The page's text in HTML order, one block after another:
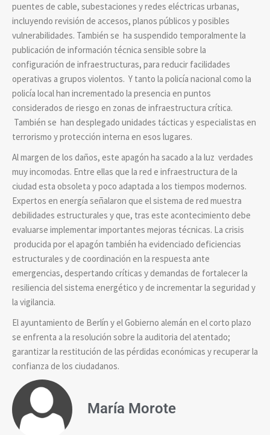
puentes de cable, subestaciones y redes eléctricas urbanas,
incluyendo revisión de accesos, planos públicos y posibles
vulnerabilidades. También se ha suspendido temporalmente la
publicación de información técnica sensible sobre la
configuración de infraestructuras, para reducir facilidades
operativas a grupos violentos. Y tanto la policía nacional como la
policía local han incrementado la presencia en puntos
considerados de riesgo en zonas de infraestructura crítica.
También se han desplegado unidades tácticas y especialistas en
terrorismo y protección interna en esos lugares.
Al margen de los daños, este apagón ha sacado a la luz verdades
muy incomodas. Entre ellas que la red e infraestructura de la
ciudad esta obsoleta y poco adaptada a los tiempos modernos.
Expertos en energía señalaron que el sistema de red muestra
debilidades estructurales y que, tras este acontecimiento debe
evaluarse implementar importantes mejoras técnicas. La crisis
producida por el apagón también ha evidenciado deficiencias
estructurales y de coordinación en la respuesta ante
emergencias, despertando críticas y demandas de fortalecer la
resiliencia del sistema energético y de incrementar la seguridad y
la vigilancia.
El ayuntamiento de Berlín y el Gobierno alemán en el corto plazo
se enfrenta a la resolución sobre la auditoria del atentado;
garantizar la restitución de las pérdidas económicas y recuperar la
confianza de los ciudadanos.
María Morote